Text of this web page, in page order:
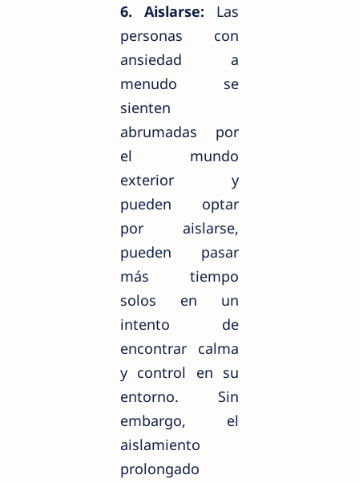
6. Aislarse: Las
personas con
ansiedad a
menudo se
sienten
abrumadas por
el mundo
exterior y
pueden optar
por aislarse,
pueden pasar
más tiempo
solos en un
intento de
encontrar calma
y control en su
entorno. Sin
embargo, el
aislamiento
prolongado